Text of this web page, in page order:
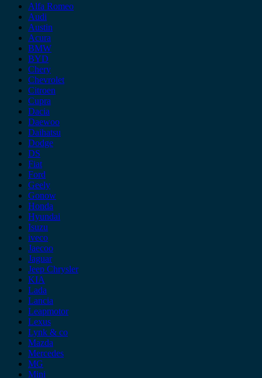
Alfa Romeo
Audi
Austin
Acura
BMW
BYD
Chery
Chevrolet
Citroen
Cupra
Dacia
Daewoo
Daihatsu
Dodge
DS
Fiat
Ford
Geely
Gonow
Honda
Hyundai
Isuzu
iveco
Jaecoo
Jaguar
Jeep Chrysler
KIA
Lada
Lancia
Leapmotor
Lexus
Lynk & co
Mazda
Mercedes
MG
Mini